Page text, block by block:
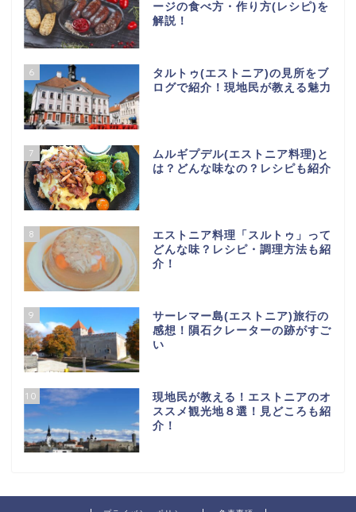
ージの食べ方・作り方(レシピ)を
解説！
6
タルトゥ(エストニア)の見所をブ
ログで紹介！現地民が教える魅力
7
ムルギプデル(エストニア料理)と
は？どんな味なの？レシピも紹介
8
エストニア料理「スルトゥ」って
どんな味？レシピ・調理方法も紹
介！
9
サーレマー島(エストニア)旅行の
感想！隕石クレーターの跡がすご
い
10
現地民が教える！エストニアのオ
ススメ観光地８選！見どころも紹
介！